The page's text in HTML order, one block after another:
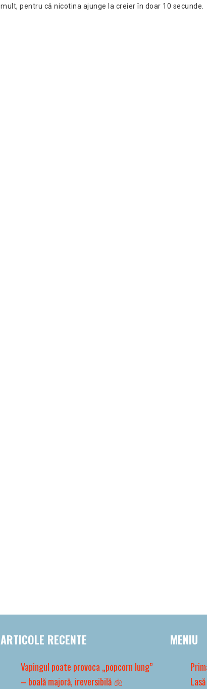
mult, pentru că nicotina ajunge la creier în doar 10 secunde.
ARTICOLE RECENTE
Vapingul poate provoca „popcorn lung”
– boală majoră, ireversibilă 🫁
MENIU